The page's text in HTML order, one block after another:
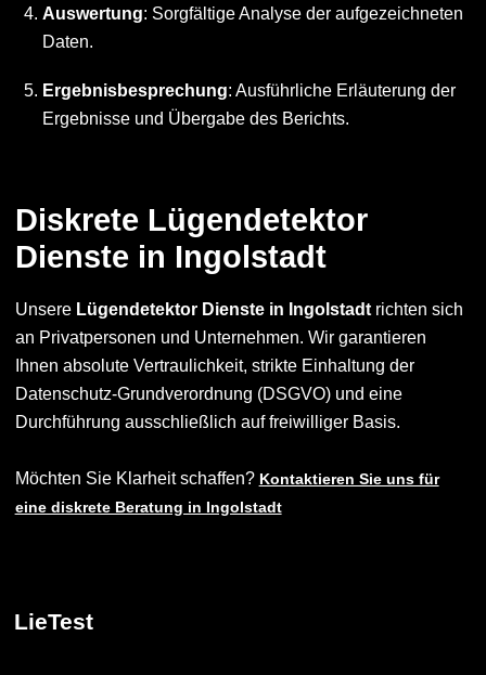
Auswertung: Sorgfältige Analyse der aufgezeichneten
Daten.
Ergebnisbesprechung: Ausführliche Erläuterung der
Ergebnisse und Übergabe des Berichts.
Diskrete Lügendetektor
Dienste in Ingolstadt
Unsere Lügendetektor Dienste in Ingolstadtrichten sich
an Privatpersonen und Unternehmen. Wir garantieren
Ihnen absolute Vertraulichkeit, strikte Einhaltung der
Datenschutz-Grundverordnung (DSGVO) und eine
Durchführung ausschließlich auf freiwilliger Basis.
Möchten Sie Klarheit schaffen? Kontaktieren Sie uns für
eine diskrete Beratung in Ingolstadt
LieTest